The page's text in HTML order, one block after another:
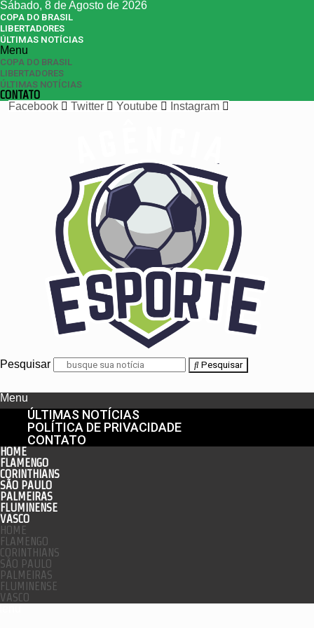
Sábado, 8 de Agosto de 2026
COPA DO BRASIL
LIBERTADORES
ÚLTIMAS NOTÍCIAS
Menu
COPA DO BRASIL
LIBERTADORES
ÚLTIMAS NOTÍCIAS
CONTATO
Facebook
Twitter Youtube Instagram
Pesquisar Pesquisar
Menu
ÚLTIMAS NOTÍCIAS
POLÍTICA DE PRIVACIDADE
CONTATO
HOME
FLAMENGO
CORINTHIANS
SÃO PAULO
PALMEIRAS
FLUMINENSE
VASCO
HOME
FLAMENGO
CORINTHIANS
SÃO PAULO
PALMEIRAS
FLUMINENSE
VASCO